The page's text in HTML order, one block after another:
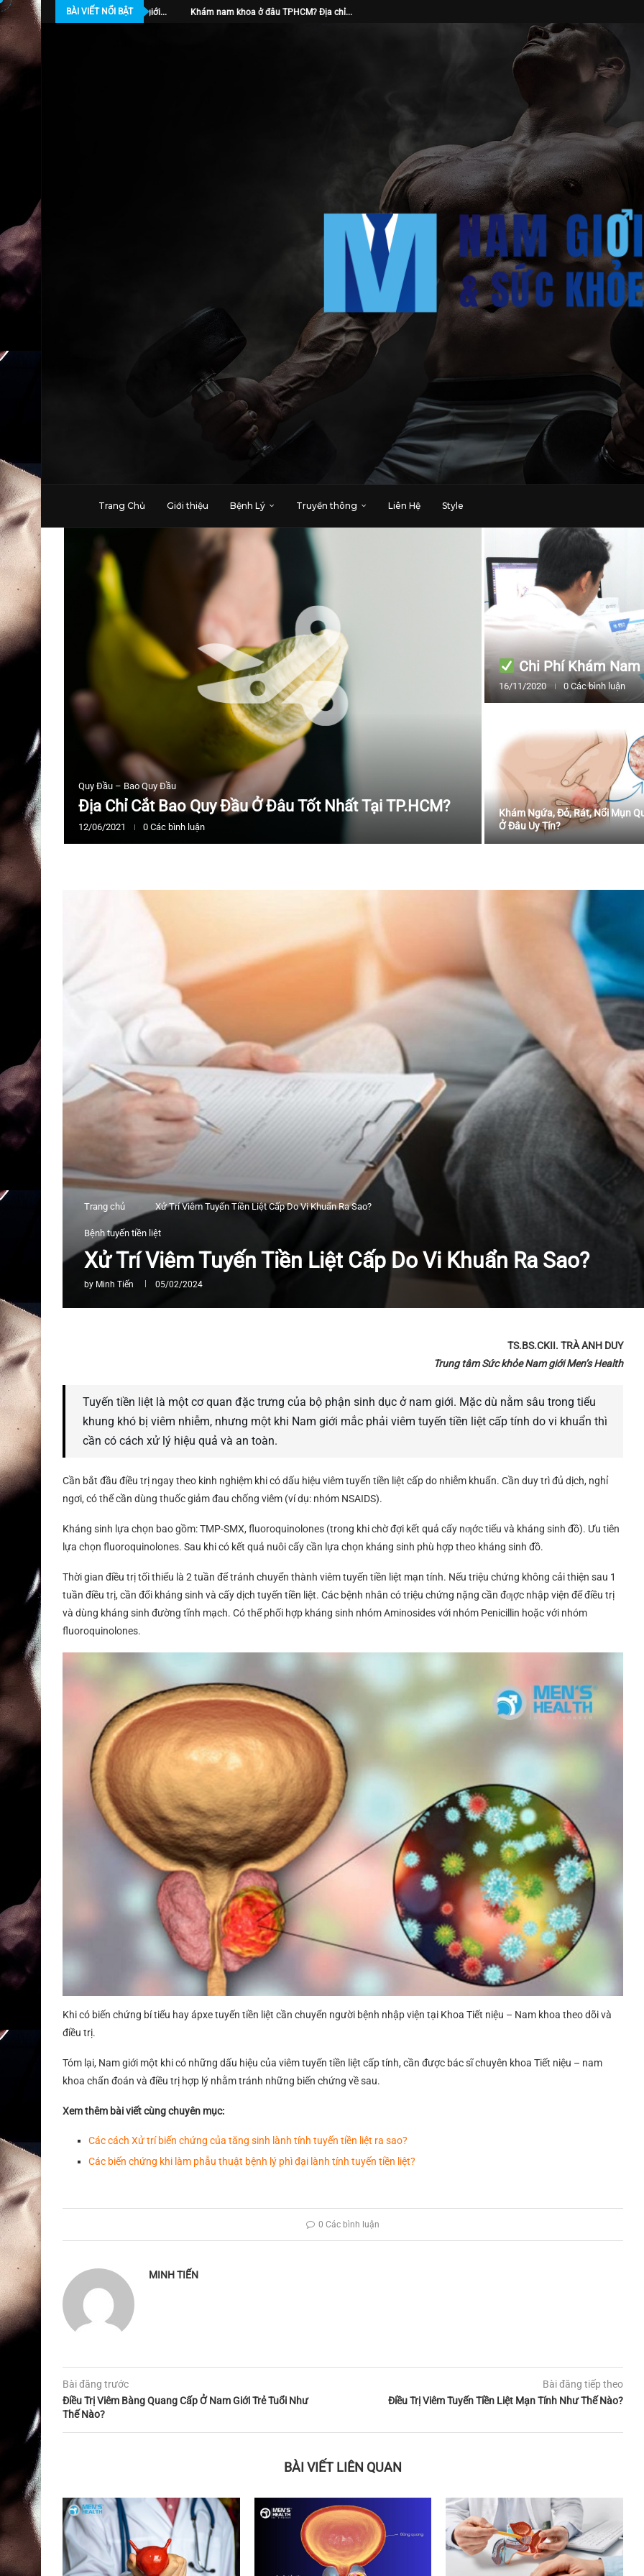
BÀI VIẾT NỔI BẬT
Khám nam khoa ở đâu TPHCM? Địa chỉ... Bác sĩ gần 20 năm dấn thân điều...
Trang Chủ Giới thiệu Bệnh Lý Truyền thông Liên Hệ Style
Quy Đầu – Bao Quy Đầu
Địa Chỉ Cắt Bao Quy Đầu Ở Đâu Tốt Nhất Tại TP.HCM?
12/06/2021 0 Các bình luận
Chi Phí Khám Nam
16/11/2020 0 Các bình luận
Khám Ngứa, Đỏ, Rát, Nổi Mụn
Ở Đâu Uy Tín?
Trang chủ Xử Trí Viêm Tuyến Tiền Liệt Cấp Do Vi Khuẩn Ra Sao?
Bệnh tuyến tiền liệt
Xử Trí Viêm Tuyến Tiền Liệt Cấp Do Vi Khuẩn Ra Sao?
by Minh Tiến 05/02/2024
TS.BS.CKII. TRÀ ANH DUY
Trung tâm Sức khỏe Nam giới Men’s Health
Tuyến tiền liệt là một cơ quan đặc trưng của bộ phận sinh dục ở nam giới. Mặc dù nằm sâu trong tiểu
khung khó bị viêm nhiễm, nhưng một khi Nam giới mắc phải viêm tuyến tiền liệt cấp tính do vi khuẩn thì
cần có cách xử lý hiệu quả và an toàn.
Cần bắt đầu điều trị ngay theo kinh nghiệm khi có dấu hiệu viêm tuyến tiền liệt cấp do nhiễm khuẩn. Cần duy trì đủ dịch, nghỉ
ngơi, có thể cần dùng thuốc giảm đau chống viêm (ví dụ: nhóm NSAIDS).
Kháng sinh lựa chọn bao gồm: TMP-SMX, fluoroquinolones (trong khi chờ đợi kết quả cấy nƣớc tiểu và kháng sinh đồ). Ưu tiên
lựa chọn fluoroquinolones. Sau khi có kết quả nuôi cấy cần lựa chọn kháng sinh phù hợp theo kháng sinh đồ.
Thời gian điều trị tối thiểu là 2 tuần để tránh chuyển thành viêm tuyến tiền liệt mạn tính. Nếu triệu chứng không cải thiện sau 1
tuần điều trị, cần đổi kháng sinh và cấy dịch tuyến tiền liệt. Các bệnh nhân có triệu chứng nặng cần đƣợc nhập viện để điều trị
và dùng kháng sinh đường tĩnh mạch. Có thể phối hợp kháng sinh nhóm Aminosides với nhóm Penicillin hoặc với nhóm
fluoroquinolones.
Khi có biến chứng bí tiểu hay ápxe tuyến tiền liệt cần chuyển người bệnh nhập viện tại Khoa Tiết niệu – Nam khoa theo dõi và
điều trị.
Tóm lại, Nam giới một khi có những dấu hiệu của viêm tuyến tiền liệt cấp tính, cần được bác sĩ chuyên khoa Tiết niệu – nam
khoa chẩn đoán và điều trị hợp lý nhằm tránh những biến chứng về sau.
Xem thêm bài viết cùng chuyên mục:
Các cách Xử trí biến chứng của tăng sinh lành tính tuyến tiền liệt ra sao?
Các biến chứng khi làm phẫu thuật bệnh lý phì đại lành tính tuyến tiền liệt?
0 Các bình luận
MINH TIẾN
Bài đăng trước
Điều Trị Viêm Bàng Quang Cấp Ở Nam Giới Trẻ Tuổi Như
Thế Nào?
Bài đăng tiếp theo
Điều Trị Viêm Tuyến Tiền Liệt Mạn Tính Như Thế Nào?
BÀI VIẾT LIÊN QUAN